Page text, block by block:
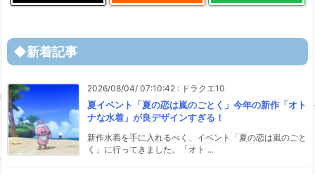
◆新着記事
2026/08/04/ 07:10:42 : ドラクエ10
夏イベント「夏の恋は嵐のごとく」今年の新作「オト
ナな水着」が良デザインすぎる！
新作水着を手に入れるべく、イベント「夏の恋は嵐のごと
く」に行ってきました。「オト ...